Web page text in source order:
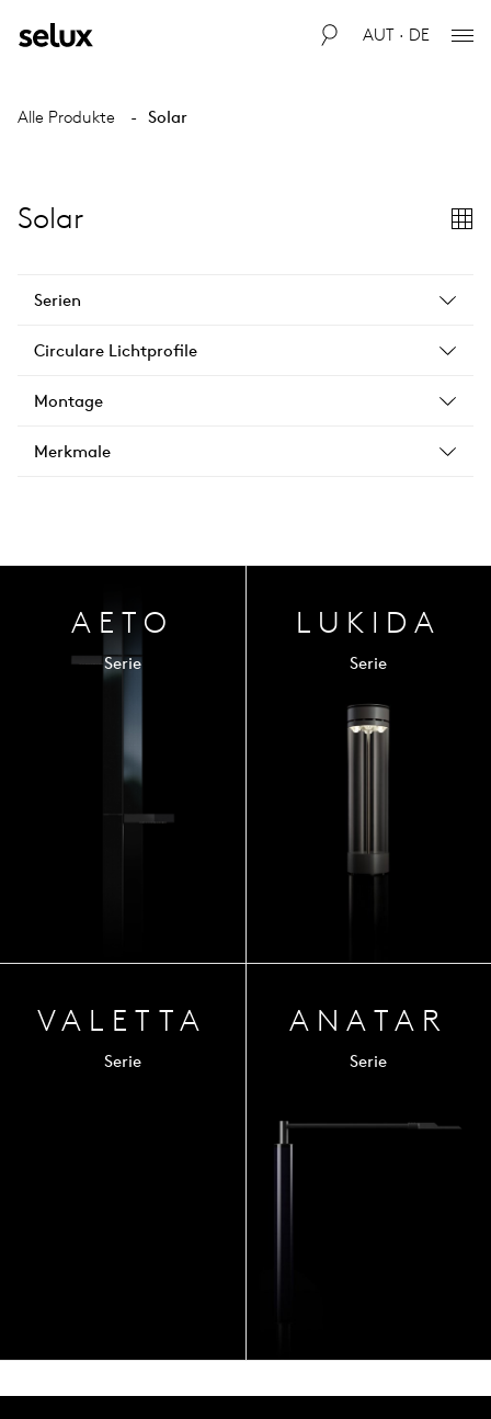
AUT · DE
Alle Produkte Solar
Solar
Serien
Circulare Lichtprofile
Montage
Merkmale
AETO
Serie
LUKIDA
Serie
VALETTA
Serie
ANA TAR
Serie